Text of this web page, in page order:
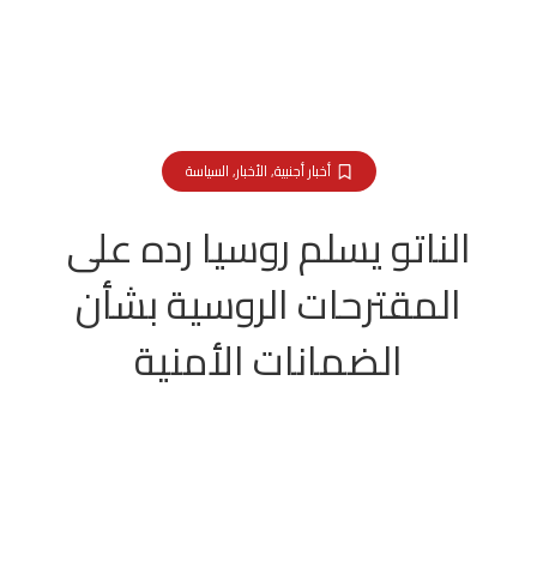
أخبار أجنبية,الأخبار,السياسة
الناتو يسلم روسيا رده على
المقترحات الروسية بشأن
الضمانات الأمنية